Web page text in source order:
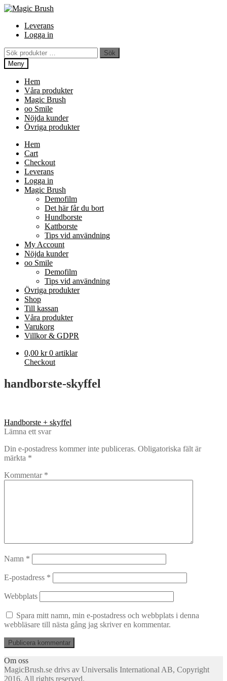
Hoppa
innehåll
Hoppa
navigering
Hoppa
innehållLeverans
Logga in
Sök
efter:
Sök
Meny
Hem
Våra produkter
Magic Brush
oo Smile
Nöjda kunder
Övriga produkter
Hem
Cart
Checkout
Leverans
Logga in
Magic Brush
Demofilm
Det här får du bort
Hundborste
Kattborste
Tips vid användning
My Account
Nöjda kunder
oo Smile
Demofilm
Tips vid användning
Övriga produkter
Shop
Till kassan
Våra produkter
Varukorg
Villkor & GDPR
0,00 kr 0 artiklar
Checkout
handborste-skyffel
Inläggsnavigering
Föregående
inlägg:
Handborste + skyffel
Lämna ett svar
Din e-postadress kommer inte publiceras. Obligatoriska fält är
märkta *
Kommentar *
Namn *
E-postadress *
Webbplats
Spara mitt namn, min e-postadress och webbplats i denna
webbläsare till nästa gång jag skriver en kommentar.
Om oss
MagicBrush.se drivs av Universalis International AB, Copyright
2016. All rights reserved.